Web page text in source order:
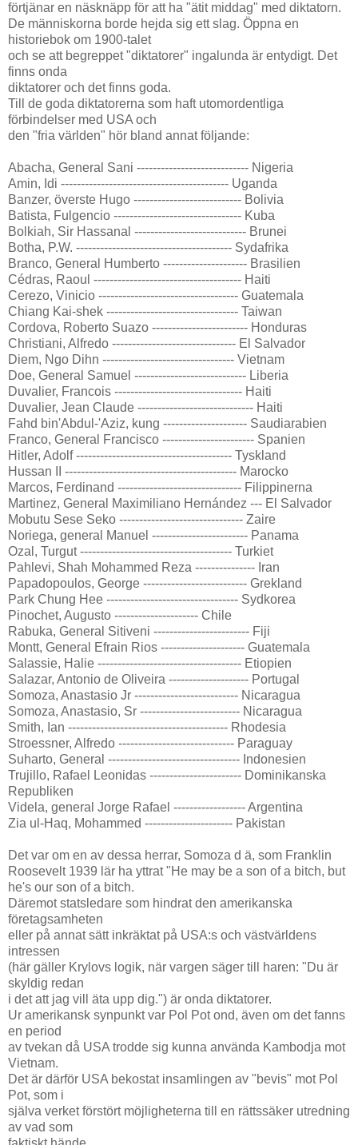
förtjänar en näsknäpp för att ha "ätit middag" med diktatorn.
De människorna borde hejda sig ett slag. Öppna en
historiebok om 1900-talet
och se att begreppet "diktatorer" ingalunda är entydigt. Det
finns onda
diktatorer och det finns goda.
Till de goda diktatorerna som haft utomordentliga
förbindelser med USA och
den "fria världen" hör bland annat följande:
Abacha, General Sani ---------------------------- Nigeria
Amin, Idi ------------------------------------------ Uganda
Banzer, överste Hugo --------------------------- Bolivia
Batista, Fulgencio -------------------------------- Kuba
Bolkiah, Sir Hassanal ---------------------------- Brunei
Botha, P.W. --------------------------------------- Sydafrika
Branco, General Humberto --------------------- Brasilien
Cédras, Raoul ------------------------------------- Haiti
Cerezo, Vinicio ----------------------------------- Guatemala
Chiang Kai-shek --------------------------------- Taiwan
Cordova, Roberto Suazo ------------------------ Honduras
Christiani, Alfredo ------------------------------- El Salvador
Diem, Ngo Dihn --------------------------------- Vietnam
Doe, General Samuel ---------------------------- Liberia
Duvalier, Francois -------------------------------- Haiti
Duvalier, Jean Claude ----------------------------- Haiti
Fahd bin'Abdul-'Aziz, kung --------------------- Saudiarabien
Franco, General Francisco ----------------------- Spanien
Hitler, Adolf --------------------------------------- Tyskland
Hussan II ------------------------------------------- Marocko
Marcos, Ferdinand ------------------------------- Filippinerna
Martinez, General Maximiliano Hernández --- El Salvador
Mobutu Sese Seko ------------------------------- Zaire
Noriega, general Manuel ------------------------ Panama
Ozal, Turgut -------------------------------------- Turkiet
Pahlevi, Shah Mohammed Reza --------------- Iran
Papadopoulos, George -------------------------- Grekland
Park Chung Hee --------------------------------- Sydkorea
Pinochet, Augusto --------------------- Chile
Rabuka, General Sitiveni ------------------------ Fiji
Montt, General Efrain Rios --------------------- Guatemala
Salassie, Halie ------------------------------------ Etiopien
Salazar, Antonio de Oliveira -------------------- Portugal
Somoza, Anastasio Jr -------------------------- Nicaragua
Somoza, Anastasio, Sr ------------------------- Nicaragua
Smith, Ian ---------------------------------------- Rhodesia
Stroessner, Alfredo ----------------------------- Paraguay
Suharto, General --------------------------------- Indonesien
Trujillo, Rafael Leonidas ----------------------- Dominikanska
Republiken
Videla, general Jorge Rafael ------------------ Argentina
Zia ul-Haq, Mohammed ---------------------- Pakistan
Det var om en av dessa herrar, Somoza d ä, som Franklin
Roosevelt 1939 lär ha yttrat "He may be a son of a bitch, but
he's our son of a bitch.
Däremot statsledare som hindrat den amerikanska
företagsamheten
eller på annat sätt inkräktat på USA:s och västvärldens
intressen
(här gäller Krylovs logik, när vargen säger till haren: "Du är
skyldig redan
i det att jag vill äta upp dig.") är onda diktatorer.
Ur amerikansk synpunkt var Pol Pot ond, även om det fanns
en period
av tvekan då USA trodde sig kunna använda Kambodja mot
Vietnam.
Det är därför USA bekostat insamlingen av "bevis" mot Pol
Pot, som i
själva verket förstört möjligheterna till en rättssäker utredning
av vad som